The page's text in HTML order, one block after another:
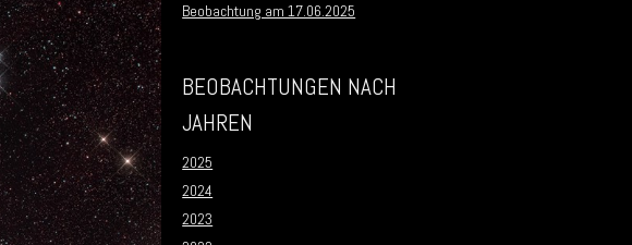
Beobachtung am 17.06.2025
BEOBACHTUNGEN NACH
JAHREN
2025
2024
2023